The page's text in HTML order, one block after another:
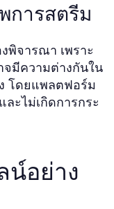
การสตรีม
จารณา เพราะ
มีความต่างกันใน
โดยแพลตฟอร์ม
ะไม่เกิดการกระ
น์อย่าง